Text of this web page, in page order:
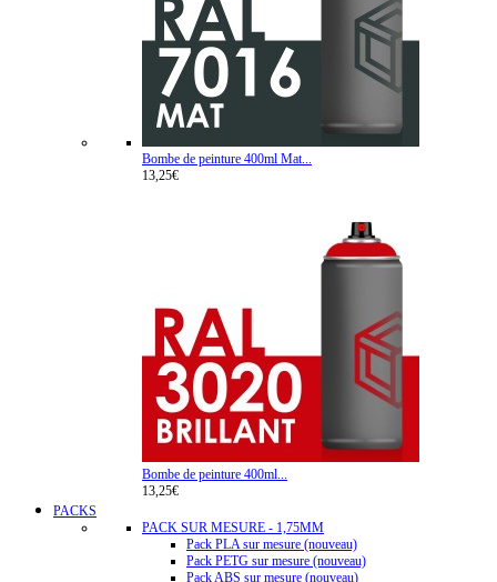
Bombe de peinture 400ml Mat...
13,25€
Bombe de peinture 400ml...
13,25€
PACKS
PACK SUR MESURE - 1,75MM
Pack PLA sur mesure (nouveau)
Pack PETG sur mesure (nouveau)
Pack ABS sur mesure (nouveau)